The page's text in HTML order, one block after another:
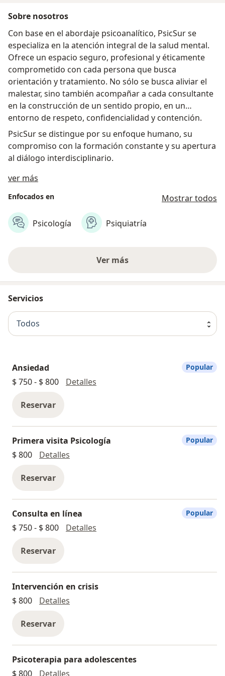
Sobre nosotros
Con base en el abordaje psicoanalítico, PsicSur se
especializa en la atención integral de la salud mental.
Ofrece un espacio seguro, profesional y éticamente
comprometido con cada persona que busca
orientación y tratamiento. No sólo se busca aliviar el
malestar, sino también acompañar a cada consultante
en la construcción de un sentido propio, en un
entorno de respeto, confidencialidad y contención.
PsicSur se distingue por su enfoque humano, su
compromiso con la formación constante y su apertura
al diálogo interdisciplinario.
ver más
Enfocados en Mostrar todos
Psicología Psiquiatría
Ver más
Servicios
Todos
Ansiedad
$ 750 - $ 800
Detalles
Reservar
Popular
Primera visita Psicología
$ 800
Detalles
Reservar
Popular
Consulta en línea
$ 750 - $ 800
Detalles
Reservar
Popular
Intervención en crisis
$ 800
Detalles
Reservar
Psicoterapia para adolescentes
$ 800
Detalles